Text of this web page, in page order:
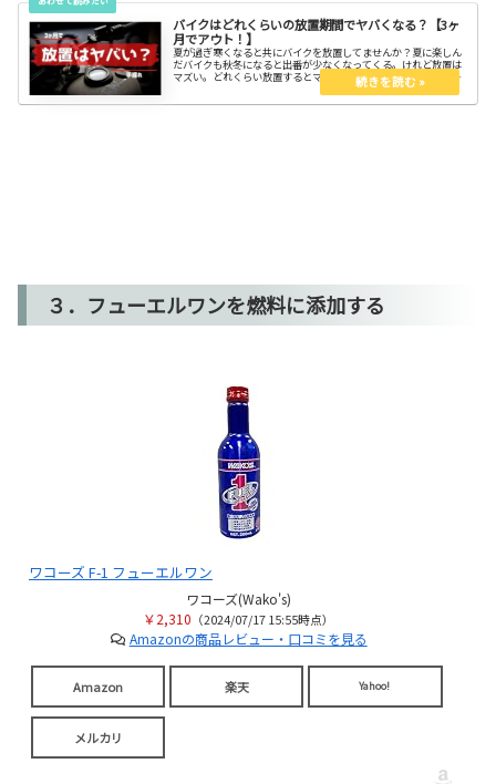
バイクはどれくらいの放置期間でヤバくなる？【3ヶ
月でアウト！】
夏が過ぎ寒くなると共にバイクを放置してませんか？夏に楽しん
だバイクも秋冬になると出番が少なくなってくる。けれど放置は
マズい。どれくらい放置するとマズいのか？そうならないために
はどうしたら良いのか？併せて知って、スッキリしよう。
３．フューエルワンを燃料に添加する
ワコーズ F-1 フューエルワン
ワコーズ(Wako's)
￥2,310 （2024/07/17 15:55時点）
Amazonの商品レビュー・口コミを見る
Amazon 楽天 Yahoo!
メルカリ